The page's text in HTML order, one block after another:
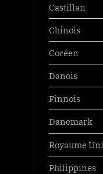
Castillan
Chinois
Coréen
Danois
Finnois
Danemark
Royaume Uni
Philippines